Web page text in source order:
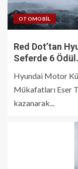
OTOMOBIL
Red Dot’tan
Seferde 6 Ödül.
Hyundai Motor
Mükafatları Eser
kazanarak...